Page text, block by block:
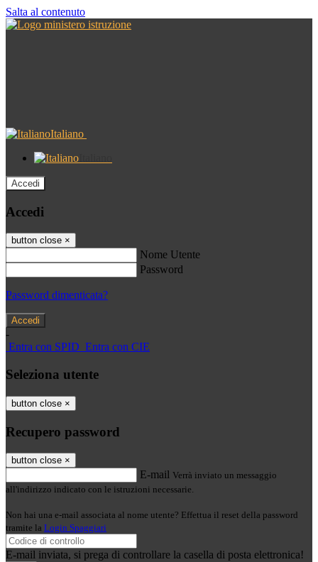
Salta al contenuto
Italiano
Accedi
Accedi
button close ×
Nome Utente
Password
Password dimenticata?
-
Entra con SPID Entra con CIE
Seleziona utente
button close ×
Recupero password
button close ×
E-mail Verrà inviato un messaggio
all'indirizzo indicato con le istruzioni necessarie.
Non hai una e-mail associata al nome utente? Effettua il reset della password
tramite la Login Spaggiari
E-mail inviata, si prega di controllare la casella di posta elettronica!